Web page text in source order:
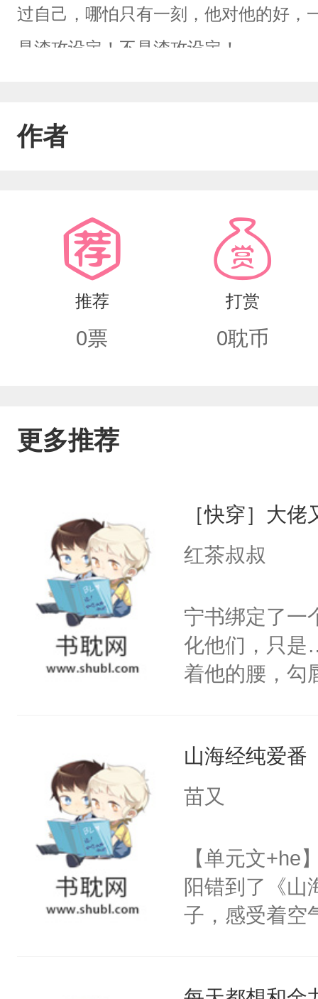
过自己，哪怕只有一刻，他对他的好，
是渣攻设定！不是渣攻设定！
作者
推荐
0票
打赏
0耽币
更多推荐
［快穿］大
红茶叔叔
宁书绑定了一
化他们，只是
着他的腰，勾
来，给老公亲
用力——为你
山海经纯爱番
苗又
【单元文+he
阳错到了《山
子，感受着空